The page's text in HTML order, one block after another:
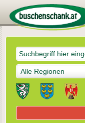
Alle Regionen